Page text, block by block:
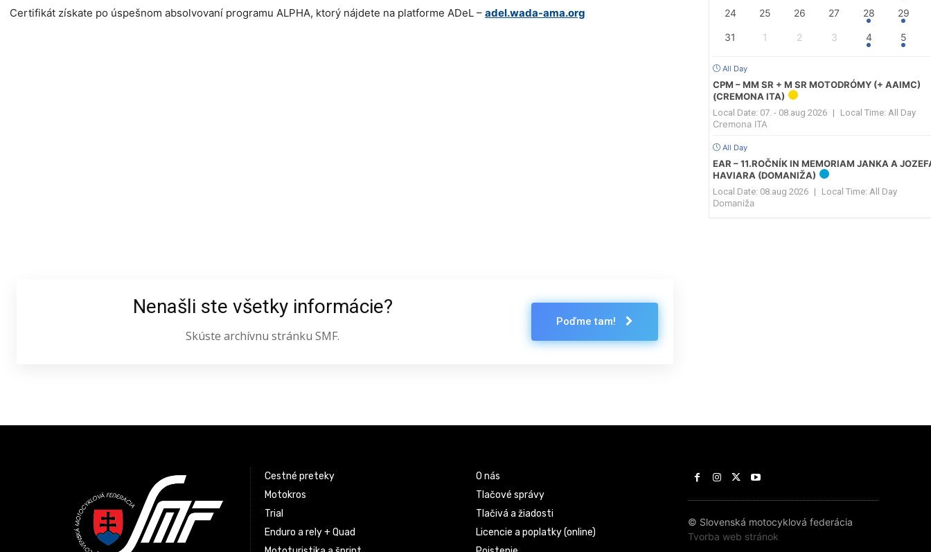
Certifikát získate po úspešnom absolvovaní programu ALPHA, ktorý nájdete na platforme ADeL – adel.wada-ama.org 24 25 26 27 28 29
31 1 2 3 4 5
All Day
CPM – MM SR + M SR MOTODRÓMY (+ AAIMC)
(CREMONA ITA)
Local Date: 07. - 08.aug 2026 | Local Time: All Day
Cremona ITA
All Day
EAR – 11.ROČNÍK IN MEMORIAM JANKA A
HAVIARA (DOMANIŽA)
Local Date: 08.aug 2026 | Local Time: All Day
Domaniža
Nenašli ste všetky informácie?
Skúste archívnu stránku SMF.
Poďme tam!
Cestné preteky
Motokros
Trial
Enduro a rely + Quad
O nás
Tlačové správy
Tlačivá a žiadosti
Licencie a poplatky (online)
© Slovenská motocyklová federácia
Tvorba web stránok